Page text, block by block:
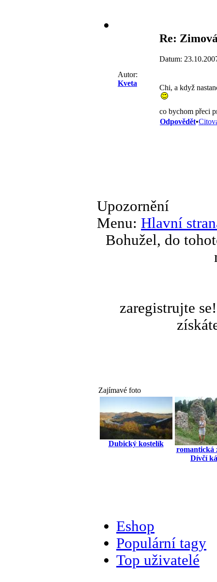
Autor:
Kveta
Re:
Datum:
Chi, a když
co bychom přeci
Odpovědět•
Upozornění
Menu: Hlavní
Bohužel, do
zaregistrujte
Zajímavé foto
Dubický kostelík
romantická
Dívčí
Eshop
Populární tagy
Top uživatelé